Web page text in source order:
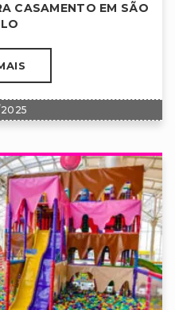
CASAMENTO EM SÃO